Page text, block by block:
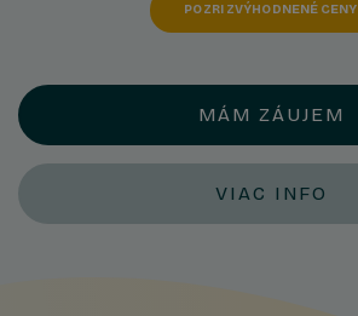
POZRI ZVÝHODNENÉ CENY
MÁM ZÁUJEM
VIAC INFO